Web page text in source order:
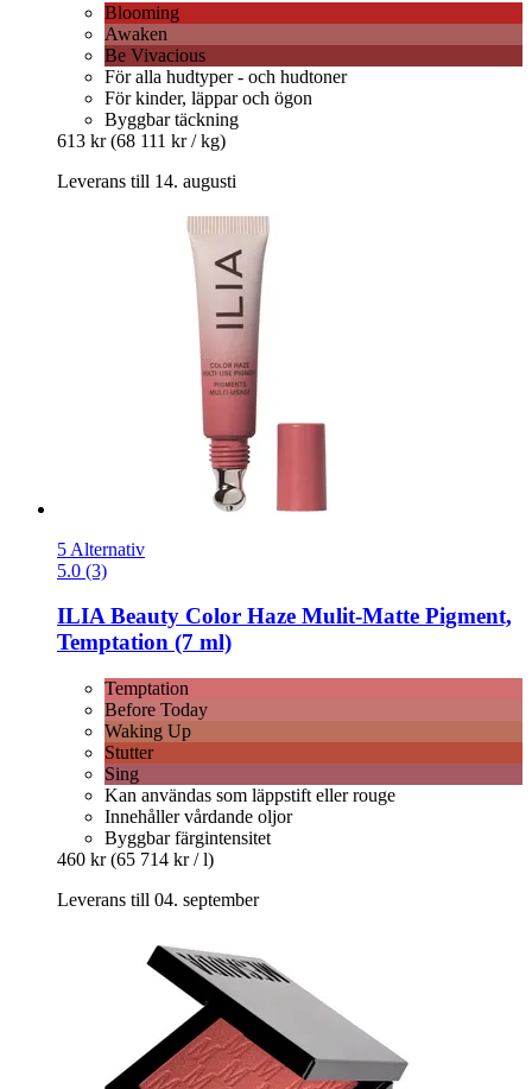
Blooming
Awaken
Be Vivacious
För alla hudtyper - och hudtoner
För kinder, läppar och ögon
Byggbar täckning
613 kr (68 111 kr / kg)
Leverans till 14. augusti
5 Alternativ
5.0 (3)
ILIA Beauty Color Haze Mulit-​Matte Pigment,
Temptation (7 ml)
Temptation
Before Today
Waking Up
Stutter
Sing
Kan användas som läppstift eller rouge
Innehåller vårdande oljor
Byggbar färgintensitet
460 kr (65 714 kr / l)
Leverans till 04. september